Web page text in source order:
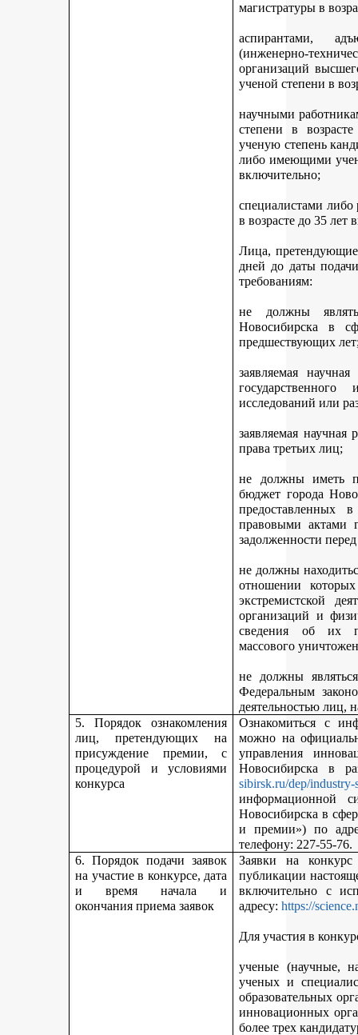
магистратуры в
аспирантами,
(инженерно-
организаций
ученой степени в
научными
степени в
ученую степень
либо имеющими
включительно;
специалистами
в возрасте до 35 лет
Лица,
дней до даты
требованиям:
не должны
Новосибирска в
предшествующих
заявляемая
исследований или
заявляемая
права третьих лиц;
не должны иметь
бюджет города
предоставленных
правовыми актами
задолженности
не должны
отношении
экстремистской
организаций и
сведения об их
массового
не должны
Федеральным
деятельностью лиц,
5. Порядок ознакомления
лиц, претендующих на
присуждение премии, с
процедурой и условиями
конкурса
Ознакомиться с
можно на
управления
Новосибирска в
sibirsk.ru/dep/industry-
информационной
Новосибирска в
и премии») по
телефону: 227-55-76.
6. Порядок подачи заявок
на участие в конкурсе, дата
и время начала и
окончания приема заявок
Заявки на
публикации
включительно с
адресу:https://
Для участия в
ученые (научные,
ученых и
образовательных
инновационных
более трех